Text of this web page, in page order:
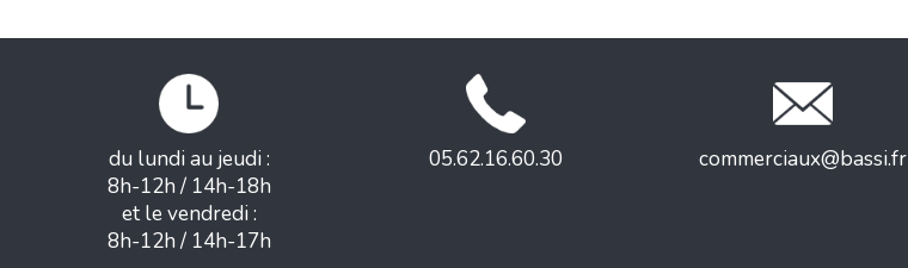
du lundi au jeudi :
8h-12h / 14h-18h
et le vendredi :
8h-12h / 14h-17h
05.62.16.60.30 commerciaux@bassi.fr